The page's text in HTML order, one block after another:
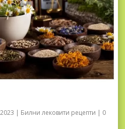
| Билни лековити рецепти | 0